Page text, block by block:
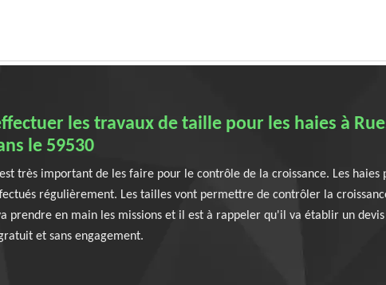
les travaux de taille pour les haies à
le 59530
très important de les faire pour le contrôle de la croissance. Les haies
régulièrement. Les tailles vont permettre de contrôler la
prendre en main les missions et il est à rappeler qu'il va établir un
et sans engagement.